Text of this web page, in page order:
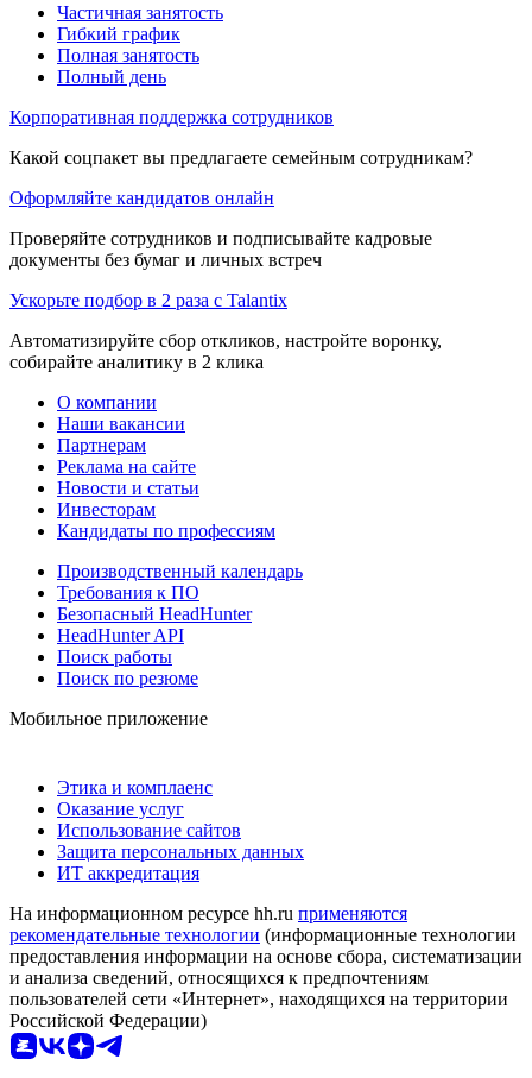
Частичная занятость
Гибкий график
Полная занятость
Полный день
Корпоративная поддержка сотрудников
Какой соцпакет вы предлагаете семейным сотрудникам?
Оформляйте кандидатов онлайн
Проверяйте сотрудников и подписывайте кадровые
документы без бумаг и личных встреч
Ускорьте подбор в 2 раза с Talantix
Автоматизируйте сбор откликов, настройте воронку,
собирайте аналитику в 2 клика
О компании
Наши вакансии
Партнерам
Реклама на сайте
Новости и статьи
Инвесторам
Кандидаты по профессиям
Производственный календарь
Требования к ПО
Безопасный HeadHunter
HeadHunter API
Поиск работы
Поиск по резюме
Мобильное приложение
Этика и комплаенс
Оказание услуг
Использование сайтов
Защита персональных данных
ИТ аккредитация
На информационном ресурсе hh.ru применяются
рекомендательные технологии (информационные технологии
предоставления информации на основе сбора, систематизации
и анализа сведений, относящихся к предпочтениям
пользователей сети «Интернет», находящихся на территории
Российской Федерации)